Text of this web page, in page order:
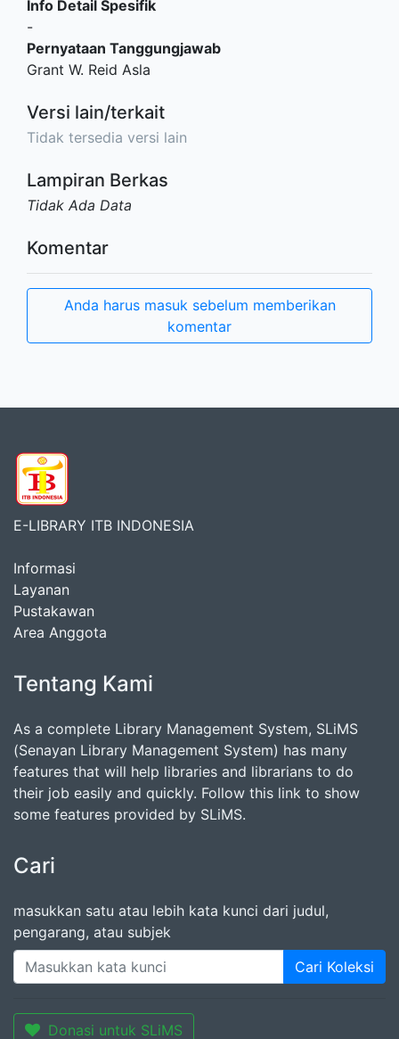
Info Detail Spesifik
-
Pernyataan Tanggungjawab
Grant W. Reid Asla
Versi lain/terkait
Tidak tersedia versi lain
Lampiran Berkas
Tidak Ada Data
Komentar
Anda harus masuk sebelum memberikan
komentar
E-LIBRARY ITB INDONESIA
Informasi
Layanan
Pustakawan
Area Anggota
Tentang Kami
As a complete Library Management System, SLiMS
(Senayan Library Management System) has many
features that will help libraries and librarians to do
their job easily and quickly. Follow this link to show
some features provided by SLiMS.
Cari
masukkan satu atau lebih kata kunci dari judul,
pengarang, atau subjek
Cari Koleksi
Donasi untuk SLiMS